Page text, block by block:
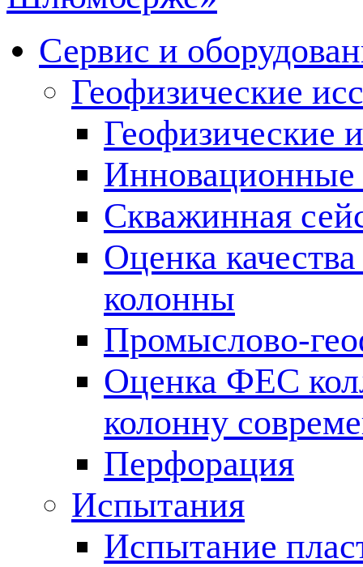
Сервис и
Геофизические
Геофизические
Инновационные
Скважинная
Оценка
колонны
Промыслово-
Оценка ФЕС
колонну
Перфорация
Испытания
Испытание